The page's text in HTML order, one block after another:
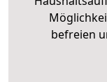
befreien